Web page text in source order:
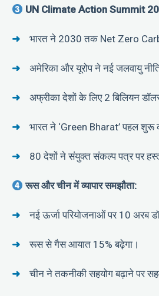
UN Climate Action Summit
भारत ने 2030 तक Net Zero
अमेरिका और यूरोप ने नई जलवायु
अफ्रीका देशों के लिए 2 बिलियन
भारत ने ‘Green Bharat’ पहल शुरू
80 देशों ने संयुक्त संकल्प पत्र पर
रूस और चीन में व्यापार समझौता:
नई ऊर्जा परियोजनाओं पर 10 अरब
रूस से गैस आयात 15% बढ़ेगा।
चीन ने तकनीकी सहयोग बढ़ाने पर